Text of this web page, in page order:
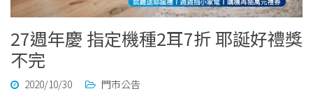
27週年慶 指定機種2耳7折 耶誕好禮獎
不完
2020/10/30 門市公告